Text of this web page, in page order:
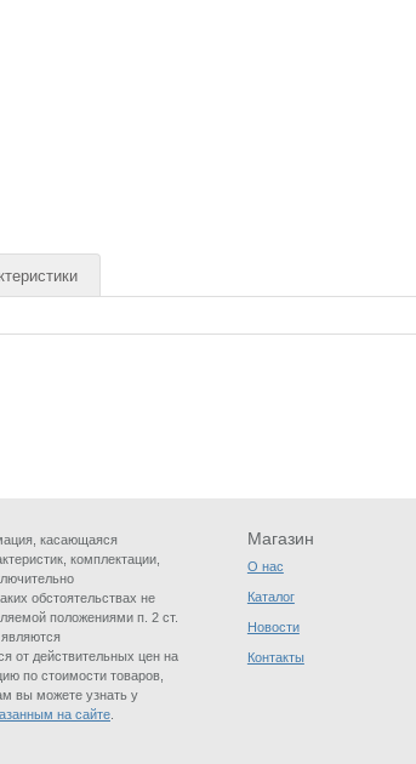
касающаяся
комплектации,
обстоятельствах не
положениями п. 2 ст.
от действительных цен на
по стоимости товаров,
вы можете узнать у
на сайте
Магазин
О нас
Каталог
Новости
Контакты